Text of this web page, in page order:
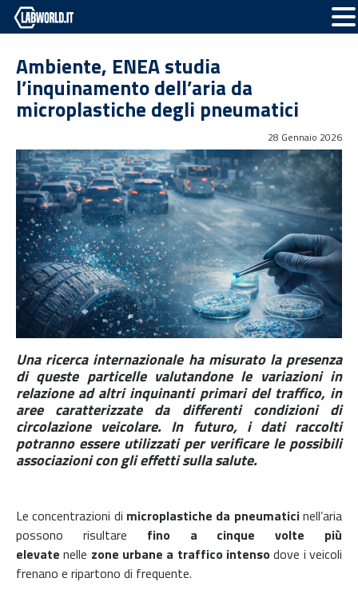
Ambiente, ENEA studia
l’inquinamento dell’aria da
microplastiche degli pneumatici
28 Gennaio 2026
Una ricerca internazionale ha misurato la presenza
di queste particelle valutandone le variazioni in
relazione ad altri inquinanti primari del traffico, in
aree caratterizzate da differenti condizioni di
circolazione veicolare. In futuro, i dati raccolti
potranno essere utilizzati per verificare le possibili
associazioni con gli effetti sulla salute.
Le concentrazioni di microplastiche da pneumaticinell’aria
possono risultare fino a cinque volte più
elevatenelle zone urbane a traffico intensodove i veicoli
frenano e ripartono di frequente.